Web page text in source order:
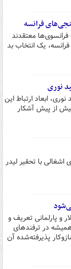
فرانسه
معتقدند
یک انتخاب بد
نوری
ابعاد ارتباط این
از پیش آشکار
با تحقیر لیدر
و پارلمانی تعریف و
همیشه در ترفندهای
پذیرفته‌شده آن